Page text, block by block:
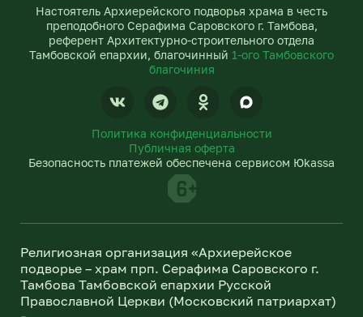
Настоятель Архиерейского подворья храма в честь
преподобного Серафима Саровского г. Тамбова,
референт Архитектурно-строительного отдела
Тамбовской епархии, благочинный 1-ого Тамбовского
благочиния
V
k
T
e
e
g
m
O
d
o
k
s
i
k
i
Политика конфиденциальности
Публичная оферта
Безопасность платежей обеспечена сервисом Юkassa
Религиозная организация «Архиерейское
подворье – храм прп. Серафима Саровского г.
Тамбова Тамбовской епархии Русской
Православной Церкви (Московский патриархат)